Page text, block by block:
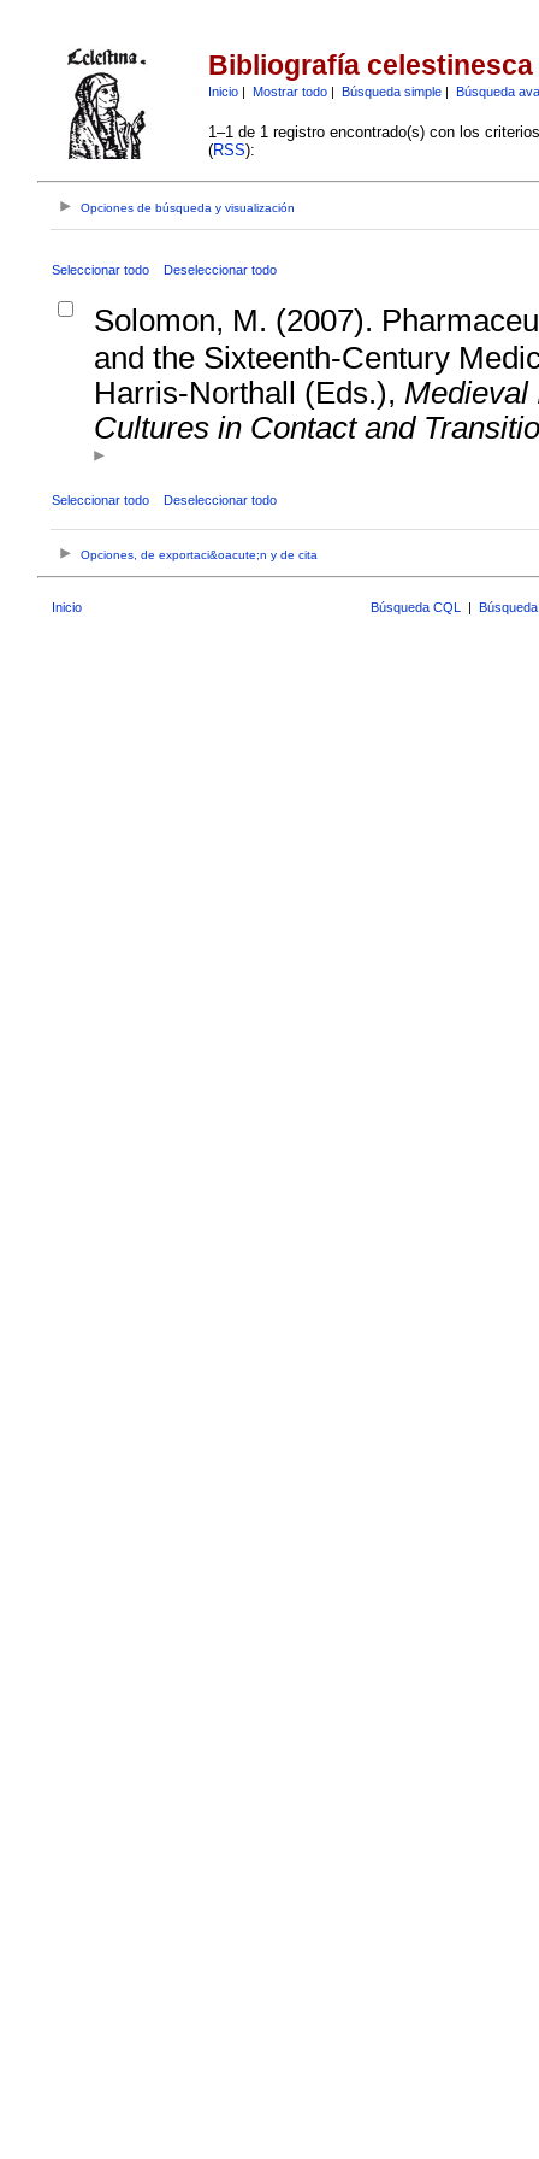
Bibliografía celestinesca
Inicio| Mostrar todo| Búsqueda simple| Búsqueda
1–1 de 1 registro encontrado(s) con los
(RSS):
Opciones de búsqueda y visualización
Seleccionar todo Deseleccionar todo
Solomon, M. (2007).
and the Sixteenth-Century
Harris-Northall (Eds.), Medieval
Cultures in Contact and
Seleccionar todo Deseleccionar todo
Opciones, de exportaci&oacute;n y de cita
Inicio Búsqueda CQL |